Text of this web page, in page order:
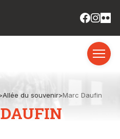
Allée du souvenir>Marc Daufin